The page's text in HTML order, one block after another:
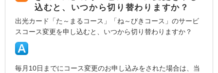
込むと、いつから切り替わりますか？
出光カード「た～まるコース」「ね～びきコース」のサービ
スコース変更を申し込むと、いつから切り替わりますか？
毎月10日までにコース変更のお申し込みをされた場合は、当